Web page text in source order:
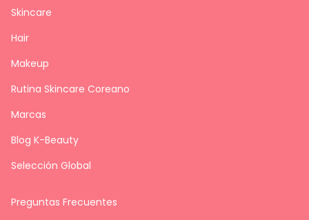
Skincare
Hair
Makeup
Rutina Skincare Coreano
Marcas
Blog K-Beauty
Selección Global
Preguntas Frecuentes